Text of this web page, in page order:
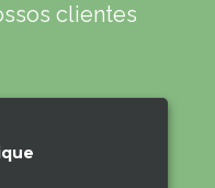
clientes